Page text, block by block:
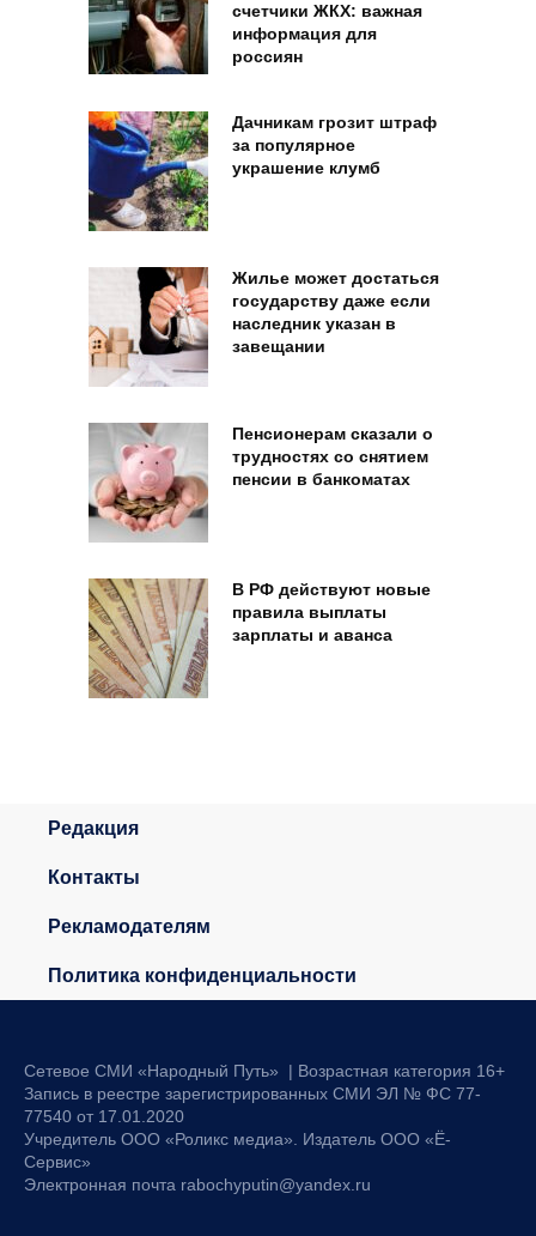
счетчики ЖКХ: важная
информация для
россиян
Дачникам грозит штраф
за популярное
украшение клумб
Жилье может достаться
государству даже если
наследник указан в
завещании
Пенсионерам сказали о
трудностях со снятием
пенсии в банкоматах
В РФ действуют новые
правила выплаты
зарплаты и аванса
Редакция
Контакты
Рекламодателям
Политика конфиденциальности
Сетевое СМИ «Народный Путь» | Возрастная категория 16+
Запись в реестре зарегистрированных СМИ ЭЛ № ФС 77-
77540 от 17.01.2020
Учредитель ООО «Роликс медиа». Издатель ООО «Ё-
Сервис»
Электронная почта rabochyputin@yandex.ru